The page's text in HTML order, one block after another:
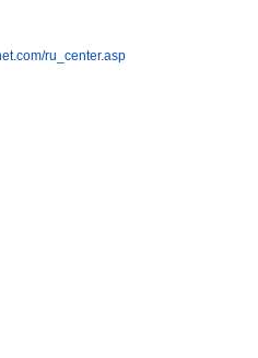
ru_center.asp